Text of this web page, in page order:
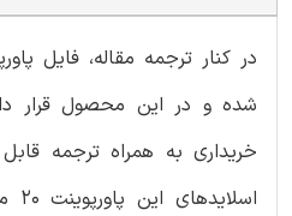
در کنار ترجمه مقاله، فایل
شده و در این محصول قرار
خریداری به همراه ترجمه